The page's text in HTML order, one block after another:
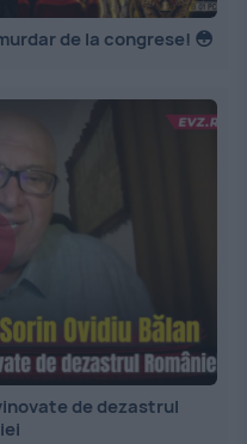
de la congrese! 😳
de dezastrul